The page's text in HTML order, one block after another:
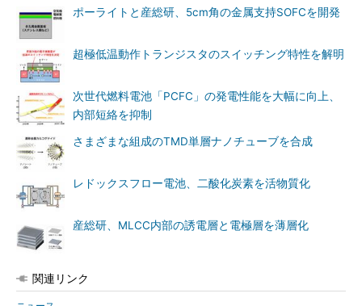
ポーライトと産総研、5cm角の金属支持SOFCを開発
超極低温動作トランジスタのスイッチング特性を解明
次世代燃料電池「PCFC」の発電性能を大幅に向上、
内部短絡を抑制
さまざまな組成のTMD単層ナノチューブを合成
レドックスフロー電池、二酸化炭素を活物質化
産総研、MLCC内部の誘電層と電極層を薄層化
関連リンク